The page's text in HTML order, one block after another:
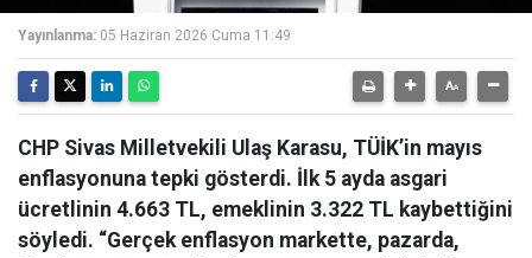
Yayınlanma: 05 Haziran 2026 Cuma 11:49
CHP Sivas Milletvekili Ulaş Karasu, TÜİK’in mayıs
enflasyonuna tepki gösterdi. İlk 5 ayda asgari
ücretlinin 4.663 TL, emeklinin 3.322 TL kaybettiğini
söyledi. “Gerçek enflasyon markette, pazarda,